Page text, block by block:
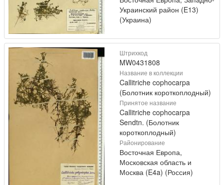
Украинский район (E13)
(Украина)
Штрихкод
MW0431808
Название в коллекции
Callitriche cophocarpa
(Болотник короткоплодный)
Принятое название
Callitriche cophocarpa
Sendtn. (Болотник
короткоплодный)
Районирование
Восточная Европа,
Московская область и
Москва (E4a) (Россия)